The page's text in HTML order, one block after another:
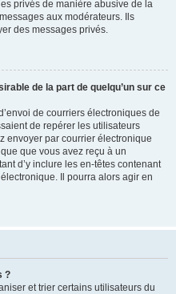
privés de manière abusive de la
aux modérateurs. Ils
des messages privés.
de la part de quelqu’un sur ce
de courriers électroniques de
de repérer les utilisateurs
envoyer par courrier électronique
que vous avez reçu à un
d’y inclure les en-têtes contenant
Il pourra alors agir en
?
et trier certains utilisateurs du